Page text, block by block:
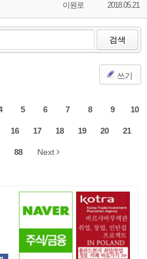
이원로 2018.05.21
검색
쓰기
5 6 7 8 9 10
16 17 18 19 20 21
88 Next